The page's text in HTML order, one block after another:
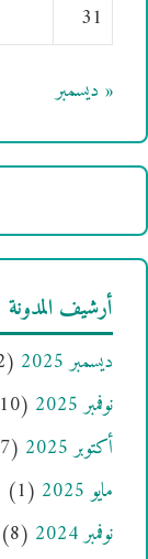
31
« ديسمبر
أرشيف المدونة
ديسمبر 2025
(132)
نوفمبر 2025
(10)
أكتوبر 2025
(7)
مايو 2025
(1)
نوفمبر 2024
(8)